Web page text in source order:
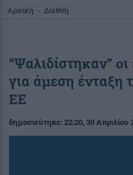
Αρχική - Διεθνή
“Ψαλιδίστηκαν”
για άμεση ένταξη
ΕΕ
δημοσιεύτηκε:22:20, 30 Απριλίου